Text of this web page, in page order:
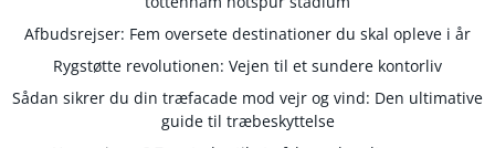
Afbudsrejser: Fem oversete destinationer du skal opleve i år
Rygstøtte revolutionen: Vejen til et sundere kontorliv
Sådan sikrer du din træfacade mod vejr og vind: Den ultimative
guide til træbeskyttelse